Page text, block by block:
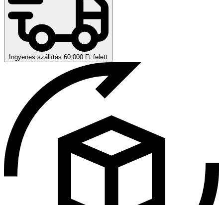
Ingyenes szállítás 60 000 Ft felett